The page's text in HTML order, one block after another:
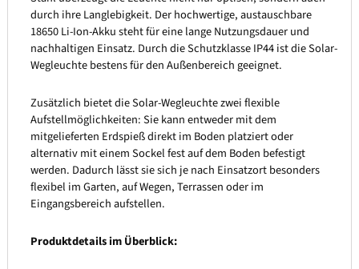
durch ihre Langlebigkeit. Der hochwertige, austauschbare
18650 Li-Ion-Akku steht für eine lange Nutzungsdauer und
nachhaltigen Einsatz. Durch die Schutzklasse IP44 ist die Solar-
Wegleuchte bestens für den Außenbereich geeignet.
Zusätzlich bietet die Solar-Wegleuchte zwei flexible
Aufstellmöglichkeiten: Sie kann entweder mit dem
mitgelieferten Erdspieß direkt im Boden platziert oder
alternativ mit einem Sockel fest auf dem Boden befestigt
werden. Dadurch lässt sie sich je nach Einsatzort besonders
flexibel im Garten, auf Wegen, Terrassen oder im
Eingangsbereich aufstellen.
Produktdetails im Überblick: